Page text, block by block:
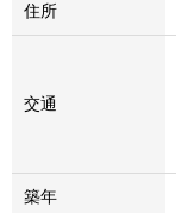
住所
交通
築年